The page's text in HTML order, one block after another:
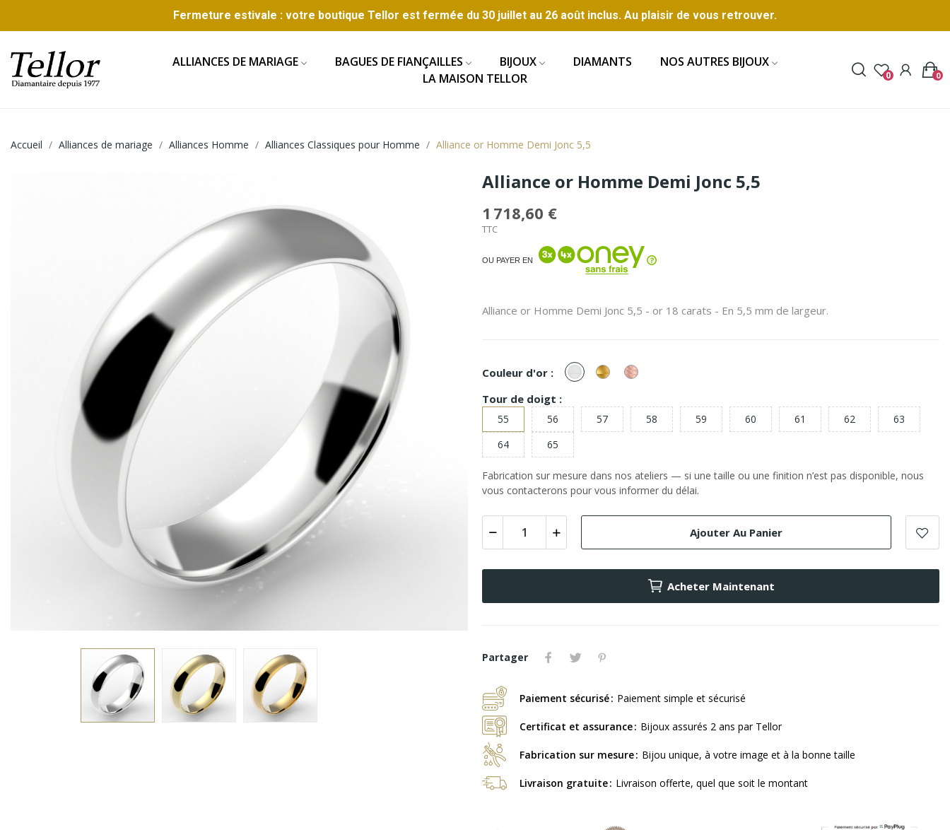
Fermeture estivale : votre boutique Tellor est fermée du 30 juillet au 26 août inclus. Au plaisir de vous retrouver.
ALLIANCES DE MARIAGE BAGUES DE FIANÇAILLES BIJOUX DIAMANTS
NOS AUTRES BIJOUX
LA MAISON TELLOR
0 0
Accueil Alliances de mariage Alliances Homme Alliances Classiques pour Homme Alliance or Homme Demi Jonc 5,5
Alliance or Homme Demi Jonc 5,5
1 718,60 €
TTC
OU PAYER EN
Alliance or Homme Demi Jonc 5,5 - or 18 carats - En 5,5 mm de largeur.
Couleur d'or : or
Blanc
or
Jaune
or
Rose
Tour de doigt :
55 56 57 58 59 60 61 62
63
64
65
Fabrication sur mesure dans nos ateliers — si une taille ou une finition n’est pas disponible, nous
vous contacterons pour vous informer du délai.
Ajouter Au Panier
Acheter Maintenant
Partager
Paiement sécurisé Paiement simple et sécurisé
Certificat et assurance Bijoux assurés 2 ans par Tellor
Fabrication sur mesure Bijou unique, à votre image et à la bonne taille
Livraison gratuite Livraison offerte, quel que soit le montant